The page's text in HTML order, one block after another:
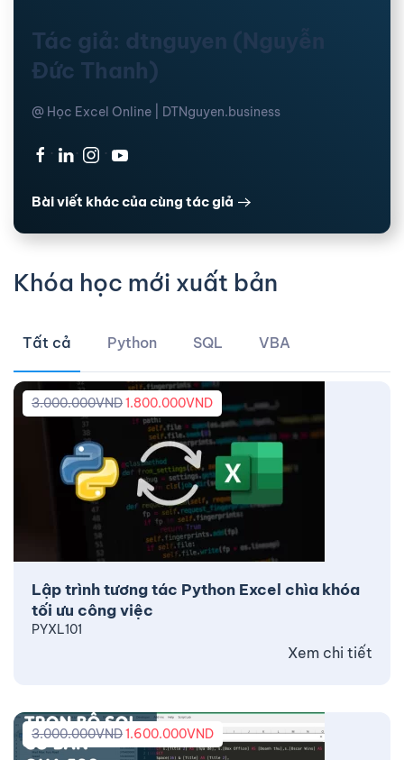
Tác giả: dtnguyen (Nguyễn
Đức Thanh)
@ Học Excel Online | DTNguyen.business
· · ·
Bài viết khác của cùng tác giả
Khóa học mới xuất bản
Tất cả Python SQL VBA
Lập trình tương tác Python Excel chìa khóa
tối ưu công việc
3.000.000VND1.800.000VND
PYXL101
Xem chi tiết
3.000.000VND1.600.000VND